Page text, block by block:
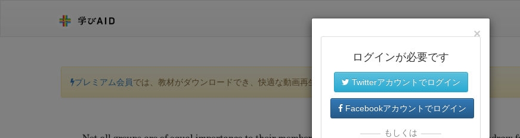
プレミアム会員では、教材がダウンロードでき、快適な動画再生環境が提供されます。
×
ログインが必要です
Twitterアカウントでログイン
Facebookアカウントでログイン
もしくは